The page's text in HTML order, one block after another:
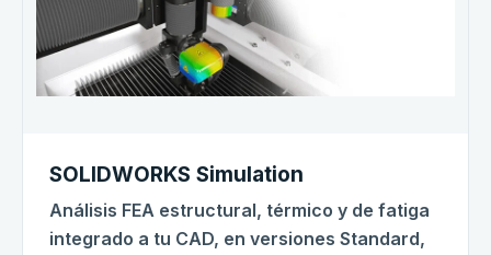
SOLIDWORKS Simulation
Análisis FEA estructural, térmico y de fatiga
integrado a tu CAD, en versiones Standard,